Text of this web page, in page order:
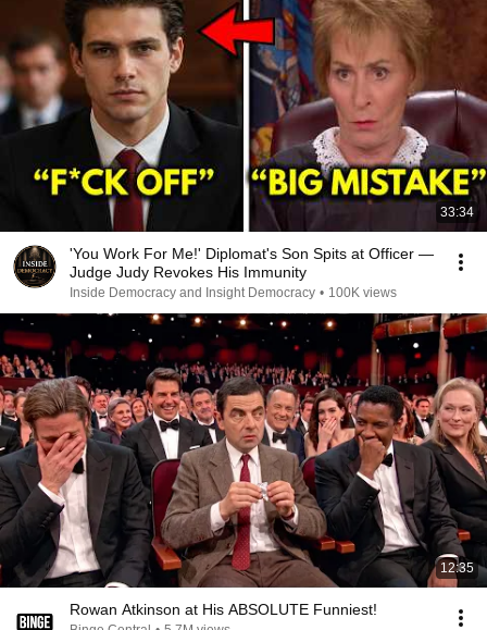
33:34
'You Work For Me!' Diplomat's Son Spits at Officer —
Judge Judy Revokes His Immunity
Inside Democracy and Insight Democracy • 100K views
12:35
Rowan Atkinson at His ABSOLUTE Funniest!